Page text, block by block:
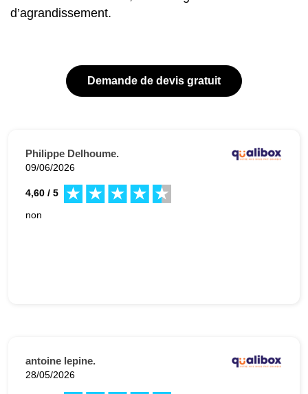
d’agrandissement.
Demande de devis gratuit
Philippe Delhoume.
09/06/2026
4,60 / 5
non
antoine lepine.
28/05/2026